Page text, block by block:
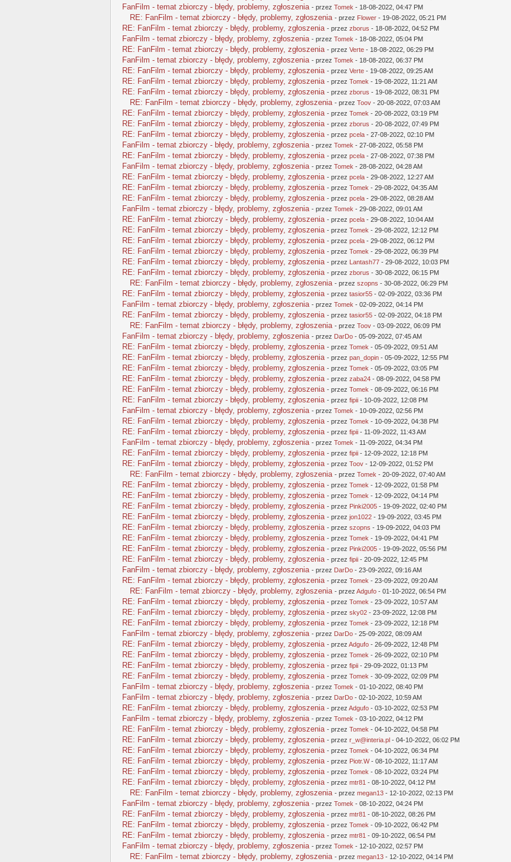
FanFilm - temat zbiorczy - błędy, problemy, zgłoszenia - przez Tomek - 18-08-2022, 04:47 PM
RE: FanFilm - temat zbiorczy - błędy, problemy, zgłoszenia - przez Flower - 19-08-2022, 05:21 PM
RE: FanFilm - temat zbiorczy - błędy, problemy, zgłoszenia - przez zborus - 18-08-2022, 04:52 PM
FanFilm - temat zbiorczy - błędy, problemy, zgłoszenia - przez Tomek - 18-08-2022, 05:04 PM
RE: FanFilm - temat zbiorczy - błędy, problemy, zgłoszenia - przez Verte - 18-08-2022, 06:29 PM
FanFilm - temat zbiorczy - błędy, problemy, zgłoszenia - przez Tomek - 18-08-2022, 06:37 PM
RE: FanFilm - temat zbiorczy - błędy, problemy, zgłoszenia - przez Verte - 19-08-2022, 09:25 AM
RE: FanFilm - temat zbiorczy - błędy, problemy, zgłoszenia - przez Tomek - 19-08-2022, 11:21 AM
RE: FanFilm - temat zbiorczy - błędy, problemy, zgłoszenia - przez zborus - 19-08-2022, 08:31 PM
RE: FanFilm - temat zbiorczy - błędy, problemy, zgłoszenia - przez Toov - 20-08-2022, 07:03 AM
RE: FanFilm - temat zbiorczy - błędy, problemy, zgłoszenia - przez Tomek - 20-08-2022, 03:19 PM
RE: FanFilm - temat zbiorczy - błędy, problemy, zgłoszenia - przez zborus - 20-08-2022, 07:49 PM
RE: FanFilm - temat zbiorczy - błędy, problemy, zgłoszenia - przez pcela - 27-08-2022, 02:10 PM
FanFilm - temat zbiorczy - błędy, problemy, zgłoszenia - przez Tomek - 27-08-2022, 05:58 PM
RE: FanFilm - temat zbiorczy - błędy, problemy, zgłoszenia - przez pcela - 27-08-2022, 07:38 PM
FanFilm - temat zbiorczy - błędy, problemy, zgłoszenia - przez Tomek - 28-08-2022, 04:28 AM
RE: FanFilm - temat zbiorczy - błędy, problemy, zgłoszenia - przez pcela - 29-08-2022, 12:27 AM
RE: FanFilm - temat zbiorczy - błędy, problemy, zgłoszenia - przez Tomek - 29-08-2022, 04:35 AM
RE: FanFilm - temat zbiorczy - błędy, problemy, zgłoszenia - przez pcela - 29-08-2022, 08:28 AM
FanFilm - temat zbiorczy - błędy, problemy, zgłoszenia - przez Tomek - 29-08-2022, 09:01 AM
RE: FanFilm - temat zbiorczy - błędy, problemy, zgłoszenia - przez pcela - 29-08-2022, 10:04 AM
RE: FanFilm - temat zbiorczy - błędy, problemy, zgłoszenia - przez Tomek - 29-08-2022, 12:12 PM
RE: FanFilm - temat zbiorczy - błędy, problemy, zgłoszenia - przez pcela - 29-08-2022, 06:12 PM
RE: FanFilm - temat zbiorczy - błędy, problemy, zgłoszenia - przez Tomek - 29-08-2022, 06:39 PM
RE: FanFilm - temat zbiorczy - błędy, problemy, zgłoszenia - przez Lantash77 - 29-08-2022, 10:03 PM
RE: FanFilm - temat zbiorczy - błędy, problemy, zgłoszenia - przez zborus - 30-08-2022, 06:15 PM
RE: FanFilm - temat zbiorczy - błędy, problemy, zgłoszenia - przez szopns - 30-08-2022, 06:29 PM
RE: FanFilm - temat zbiorczy - błędy, problemy, zgłoszenia - przez tasior55 - 02-09-2022, 03:36 PM
FanFilm - temat zbiorczy - błędy, problemy, zgłoszenia - przez Tomek - 02-09-2022, 04:14 PM
RE: FanFilm - temat zbiorczy - błędy, problemy, zgłoszenia - przez tasior55 - 02-09-2022, 04:18 PM
RE: FanFilm - temat zbiorczy - błędy, problemy, zgłoszenia - przez Toov - 03-09-2022, 06:09 PM
FanFilm - temat zbiorczy - błędy, problemy, zgłoszenia - przez DarDo - 05-09-2022, 07:45 AM
RE: FanFilm - temat zbiorczy - błędy, problemy, zgłoszenia - przez Tomek - 05-09-2022, 09:51 AM
RE: FanFilm - temat zbiorczy - błędy, problemy, zgłoszenia - przez pan_dopin - 05-09-2022, 12:55 PM
RE: FanFilm - temat zbiorczy - błędy, problemy, zgłoszenia - przez Tomek - 05-09-2022, 03:05 PM
RE: FanFilm - temat zbiorczy - błędy, problemy, zgłoszenia - przez zaba24 - 08-09-2022, 04:58 PM
RE: FanFilm - temat zbiorczy - błędy, problemy, zgłoszenia - przez Tomek - 08-09-2022, 06:16 PM
RE: FanFilm - temat zbiorczy - błędy, problemy, zgłoszenia - przez fipii - 10-09-2022, 12:08 PM
FanFilm - temat zbiorczy - błędy, problemy, zgłoszenia - przez Tomek - 10-09-2022, 02:56 PM
RE: FanFilm - temat zbiorczy - błędy, problemy, zgłoszenia - przez Tomek - 10-09-2022, 04:38 PM
RE: FanFilm - temat zbiorczy - błędy, problemy, zgłoszenia - przez fipii - 11-09-2022, 11:43 AM
FanFilm - temat zbiorczy - błędy, problemy, zgłoszenia - przez Tomek - 11-09-2022, 04:34 PM
RE: FanFilm - temat zbiorczy - błędy, problemy, zgłoszenia - przez fipii - 12-09-2022, 12:18 PM
RE: FanFilm - temat zbiorczy - błędy, problemy, zgłoszenia - przez Toov - 12-09-2022, 01:52 PM
RE: FanFilm - temat zbiorczy - błędy, problemy, zgłoszenia - przez Tomek - 20-09-2022, 07:40 AM
RE: FanFilm - temat zbiorczy - błędy, problemy, zgłoszenia - przez Tomek - 12-09-2022, 01:58 PM
RE: FanFilm - temat zbiorczy - błędy, problemy, zgłoszenia - przez Tomek - 12-09-2022, 04:14 PM
RE: FanFilm - temat zbiorczy - błędy, problemy, zgłoszenia - przez Pinki2005 - 19-09-2022, 02:40 PM
RE: FanFilm - temat zbiorczy - błędy, problemy, zgłoszenia - przez jon1022 - 19-09-2022, 03:45 PM
RE: FanFilm - temat zbiorczy - błędy, problemy, zgłoszenia - przez szopns - 19-09-2022, 04:03 PM
RE: FanFilm - temat zbiorczy - błędy, problemy, zgłoszenia - przez Tomek - 19-09-2022, 04:41 PM
RE: FanFilm - temat zbiorczy - błędy, problemy, zgłoszenia - przez Pinki2005 - 19-09-2022, 05:56 PM
RE: FanFilm - temat zbiorczy - błędy, problemy, zgłoszenia - przez fipii - 20-09-2022, 12:45 PM
FanFilm - temat zbiorczy - błędy, problemy, zgłoszenia - przez DarDo - 23-09-2022, 09:16 AM
RE: FanFilm - temat zbiorczy - błędy, problemy, zgłoszenia - przez Tomek - 23-09-2022, 09:20 AM
RE: FanFilm - temat zbiorczy - błędy, problemy, zgłoszenia - przez Adgufo - 01-10-2022, 06:54 PM
RE: FanFilm - temat zbiorczy - błędy, problemy, zgłoszenia - przez Tomek - 23-09-2022, 10:57 AM
RE: FanFilm - temat zbiorczy - błędy, problemy, zgłoszenia - przez sky02 - 23-09-2022, 12:08 PM
RE: FanFilm - temat zbiorczy - błędy, problemy, zgłoszenia - przez Tomek - 23-09-2022, 12:18 PM
FanFilm - temat zbiorczy - błędy, problemy, zgłoszenia - przez DarDo - 25-09-2022, 08:09 AM
RE: FanFilm - temat zbiorczy - błędy, problemy, zgłoszenia - przez Adgufo - 26-09-2022, 12:48 PM
RE: FanFilm - temat zbiorczy - błędy, problemy, zgłoszenia - przez Tomek - 26-09-2022, 02:10 PM
RE: FanFilm - temat zbiorczy - błędy, problemy, zgłoszenia - przez fipii - 29-09-2022, 01:13 PM
RE: FanFilm - temat zbiorczy - błędy, problemy, zgłoszenia - przez Tomek - 30-09-2022, 02:09 PM
FanFilm - temat zbiorczy - błędy, problemy, zgłoszenia - przez Tomek - 01-10-2022, 08:40 PM
FanFilm - temat zbiorczy - błędy, problemy, zgłoszenia - przez DarDo - 02-10-2022, 10:59 AM
RE: FanFilm - temat zbiorczy - błędy, problemy, zgłoszenia - przez Adgufo - 03-10-2022, 02:53 PM
FanFilm - temat zbiorczy - błędy, problemy, zgłoszenia - przez Tomek - 03-10-2022, 04:12 PM
RE: FanFilm - temat zbiorczy - błędy, problemy, zgłoszenia - przez Tomek - 04-10-2022, 04:58 PM
RE: FanFilm - temat zbiorczy - błędy, problemy, zgłoszenia - przez r_w@interia.pl - 04-10-2022, 06:02 PM
RE: FanFilm - temat zbiorczy - błędy, problemy, zgłoszenia - przez Tomek - 04-10-2022, 06:34 PM
RE: FanFilm - temat zbiorczy - błędy, problemy, zgłoszenia - przez Piotr.W- 08-10-2022, 11:17 AM
RE: FanFilm - temat zbiorczy - błędy, problemy, zgłoszenia - przez Tomek - 08-10-2022, 03:24 PM
RE: FanFilm - temat zbiorczy - błędy, problemy, zgłoszenia - przez mtr81 - 08-10-2022, 04:12 PM
RE: FanFilm - temat zbiorczy - błędy, problemy, zgłoszenia - przez megan13 - 12-10-2022, 02:13 PM
FanFilm - temat zbiorczy - błędy, problemy, zgłoszenia - przez Tomek - 08-10-2022, 04:24 PM
RE: FanFilm - temat zbiorczy - błędy, problemy, zgłoszenia - przez mtr81 - 08-10-2022, 08:26 PM
RE: FanFilm - temat zbiorczy - błędy, problemy, zgłoszenia - przez Tomek - 09-10-2022, 06:42 PM
RE: FanFilm - temat zbiorczy - błędy, problemy, zgłoszenia - przez mtr81 - 09-10-2022, 06:54 PM
FanFilm - temat zbiorczy - błędy, problemy, zgłoszenia - przez Tomek - 12-10-2022, 02:57 PM
RE: FanFilm - temat zbiorczy - błędy, problemy, zgłoszenia - przez megan13 - 12-10-2022, 04:14 PM